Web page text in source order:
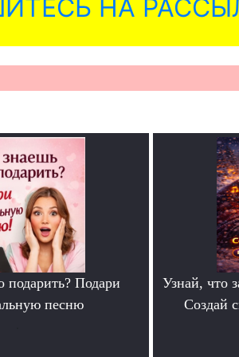
НА
подарить? Подари
песню
Узнай, что
Создай